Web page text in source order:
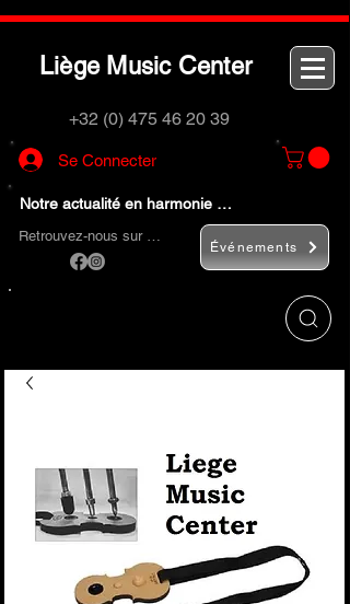
Liège M usic Center
+32 (0) 475 46 20 39
Se Connecter
Notre actualité en harmonie …
Retrouvez-nous sur …
Événements